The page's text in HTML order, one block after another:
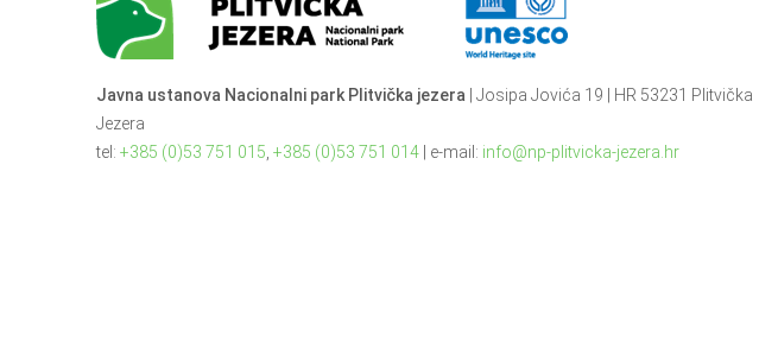
Javna ustanova Nacionalni park Plitvička jezera | Josipa Jovića 19 | HR 53231 Plitvička
Jezera
tel: +385 (0)53 751 015 +385 (0)53 751 014| e-mail: info@np-plitvicka-jezera.hr